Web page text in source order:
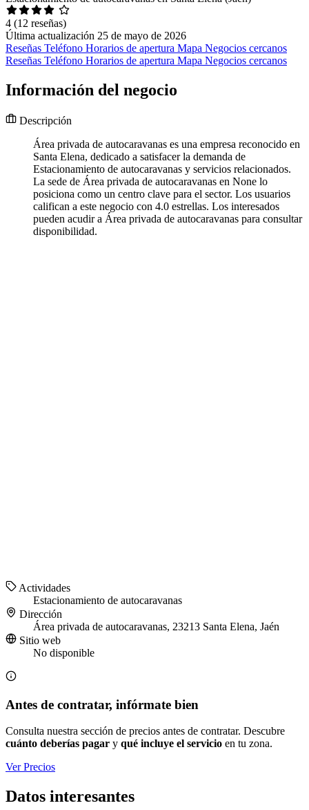
4 (12 reseñas)
Última actualización 25 de mayo de 2026
Reseñas Teléfono Horarios de apertura Mapa Negocios cercanos
Reseñas Teléfono Horarios de apertura Mapa Negocios cercanos
Información del negocio
Descripción
Área privada de autocaravanas es una empresa reconocido en
Santa Elena, dedicado a satisfacer la demanda de
Estacionamiento de autocaravanas y servicios relacionados.
La sede de Área privada de autocaravanas en None lo
posiciona como un centro clave para el sector. Los usuarios
califican a este negocio con 4.0 estrellas. Los interesados
pueden acudir a Área privada de autocaravanas para consultar
disponibilidad.
Actividades
Estacionamiento de autocaravanas
Dirección
Área privada de autocaravanas, 23213 Santa Elena, Jaén
Sitio web
No disponible
Antes de contratar, infórmate bien
Consulta nuestra sección de precios antes de contratar. Descubre
cuánto deberías pagar y qué incluye el servicio en tu zona.
Ver Precios
Datos interesantes